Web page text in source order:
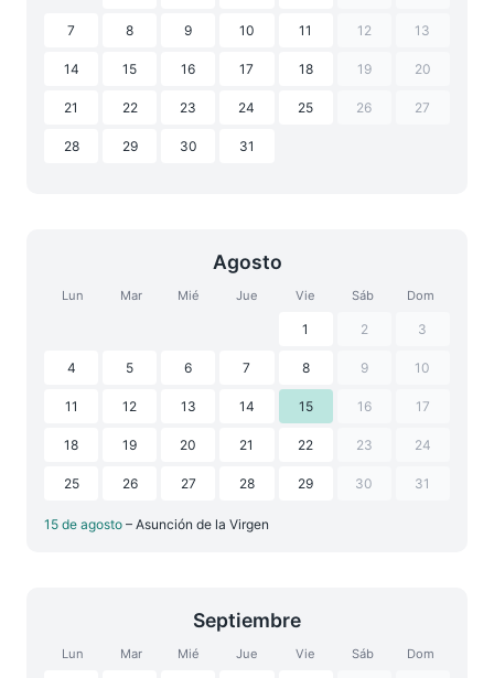
7 8 9 10 11 12 13
14 15 16 17 18 19 20
21 22 23 24 25 26 27
28 29 30 31
Agosto
Lun Mar Mié Jue Vie Sáb Dom
1 2 3
4 5 6 7 8 9 10
11 12 13 14 15 16 17
18 19 20 21 22 23 24
25 26 27 28 29 30 31
15 de agosto – Asunción de la Virgen
Septiembre
Lun Mar Mié Jue Vie Sáb Dom